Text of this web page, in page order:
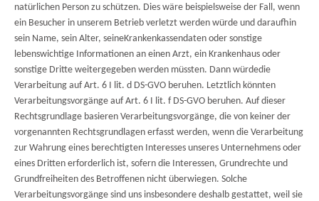
natürlichen Person zu schützen. Dies wäre beispielsweise der Fall, wenn
ein Besucher in unserem Betrieb verletzt werden würde und daraufhin
sein Name, sein Alter, seineKrankenkassendaten oder sonstige
lebenswichtige Informationen an einen Arzt, ein Krankenhaus oder
sonstige Dritte weitergegeben werden müssten. Dann würdedie
Verarbeitung auf Art. 6 I lit. d DS-GVO beruhen. Letztlich könnten
Verarbeitungsvorgänge auf Art. 6 I lit. f DS-GVO beruhen. Auf dieser
Rechtsgrundlage basieren Verarbeitungsvorgänge, die von keiner der
vorgenannten Rechtsgrundlagen erfasst werden, wenn die Verarbeitung
zur Wahrung eines berechtigten Interesses unseres Unternehmens oder
eines Dritten erforderlich ist, sofern die Interessen, Grundrechte und
Grundfreiheiten des Betroffenen nicht überwiegen. Solche
Verarbeitungsvorgänge sind uns insbesondere deshalb gestattet, weil sie